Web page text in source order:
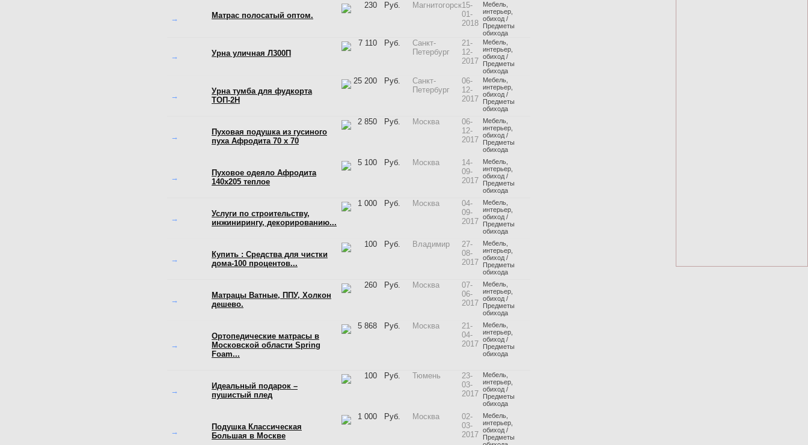
→ Матрас полосатый оптом.
Руб.
230 Магнитогорск15-
01-
2018
Мебель,
интерьер,
обиход /
Предметы
обихода
→ Урна уличная Л300П
Руб.
7 110
Санкт-
Петербург
21-
12-
2017
Мебель,
интерьер,
обиход /
Предметы
обихода
→
Урна тумба для фудкорта
ТОП-2Н
Руб.
25 200
Санкт-
Петербург
06-
12-
2017
Мебель,
интерьер,
обиход /
Предметы
обихода
→
Пуховая подушка из гусиного
пуха Афродита 70 х 70
Руб.
2 850 Москва
06-
12-
2017
Мебель,
интерьер,
обиход /
Предметы
обихода
→
Пуховое одеяло Афродита
140х205 теплое
Руб.
5 100 Москва
14-
09-
2017
Мебель,
интерьер,
обиход /
Предметы
обихода
→
Услуги по строительству,
инжинирингу, декорированию...
Руб.
1 000 Москва
04-
09-
2017
Мебель,
интерьер,
обиход /
Предметы
обихода
→
Купить : Средства для чистки
дома-100 процентов...
Руб.
100 Владимир
27-
08-
2017
Мебель,
интерьер,
обиход /
Предметы
обихода
→
Матрацы Ватные, ППУ, Холкон
дешево.
Руб.
260 Москва
07-
06-
2017
Мебель,
интерьер,
обиход /
Предметы
обихода
→
Ортопедические матрасы в
Московской области Spring
Foam...
Руб.
5 868 Москва
21-
04-
2017
Мебель,
интерьер,
обиход /
Предметы
обихода
→
Идеальный подарок –
пушистый плед
Руб.
100 Тюмень
23-
03-
2017
Мебель,
интерьер,
обиход /
Предметы
обихода
→
Подушка Классическая
Большая в Москве
Руб.
1 000 Москва
02-
03-
2017
Мебель,
интерьер,
обиход /
Предметы